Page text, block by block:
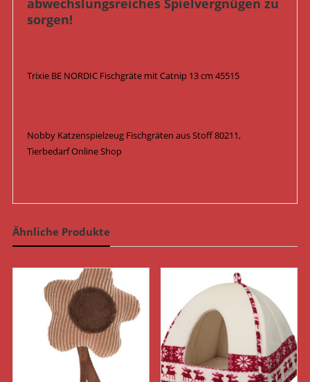
abwechslungsreiches Spielvergnügen zu
sorgen!
Trixie BE NORDIC Fischgräte mit Catnip 13 cm 45515
Nobby Katzenspielzeug Fischgräten aus Stoff 80211,
Tierbedarf Online Shop
Ähnliche Produkte